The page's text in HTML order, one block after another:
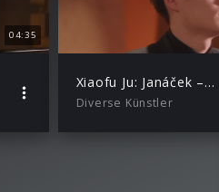
04:35
Xiaofu Ju: Janáček – In the Mists, I. Andante
Diverse Künstler